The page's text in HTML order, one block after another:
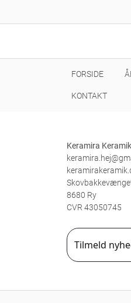
FORSIDE
KONTAKT
Keramira Keramik
8680 Ry
CVR 43050745
Tilmeld